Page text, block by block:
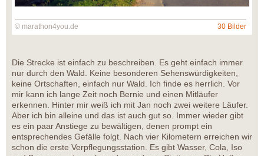
© marathon4you.de 30 Bilder
Die Strecke ist einfach zu beschreiben. Es geht einfach immer
nur durch den Wald. Keine besonderen Sehenswürdigkeiten,
keine Ortschaften, einfach nur Wald. Ich finde es herrlich. Vor
mir kann ich lange Zeit noch Bernie und einen Mitläufer
erkennen. Hinter mir weiß ich mit Jan noch zwei weitere Läufer.
Aber ich bin alleine und das ist auch gut so. Immer wieder gibt
es ein paar Anstiege zu bewältigen, denen prompt ein
entsprechendes Gefälle folgt. Nach vier Kilometern erreichen wir
schon die erste Verpflegungsstation. Es gibt Wasser, Cola, Iso